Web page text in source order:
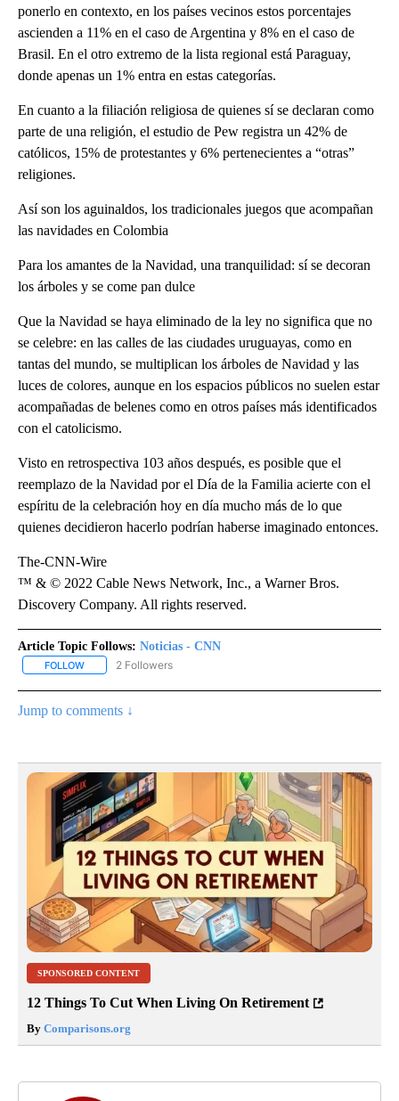
ponerlo en contexto, en los países vecinos estos porcentajes
ascienden a 11% en el caso de Argentina y 8% en el caso de
Brasil. En el otro extremo de la lista regional está Paraguay,
donde apenas un 1% entra en estas categorías.
En cuanto a la filiación religiosa de quienes sí se declaran como
parte de una religión, el estudio de Pew registra un 42% de
católicos, 15% de protestantes y 6% pertenecientes a “otras”
religiones.
Así son los aguinaldos, los tradicionales juegos que acompañan
las navidades en Colombia
Para los amantes de la Navidad, una tranquilidad: sí se decoran
los árboles y se come pan dulce
Que la Navidad se haya eliminado de la ley no significa que no
se celebre: en las calles de las ciudades uruguayas, como en
tantas del mundo, se multiplican los árboles de Navidad y las
luces de colores, aunque en los espacios públicos no suelen estar
acompañadas de belenes como en otros países más identificados
con el catolicismo.
Visto en retrospectiva 103 años después, es posible que el
reemplazo de la Navidad por el Día de la Familia acierte con el
espíritu de la celebración hoy en día mucho más de lo que
quienes decidieron hacerlo podrían haberse imaginado entonces.
The-CNN-Wire
™ & © 2022 Cable News Network, Inc., a Warner Bros.
Discovery Company. All rights reserved.
Article Topic Follows: Noticias - CNN
FOLLOW FOLLOW "NOTICIAS - CNN" TO RECEIVE NOTIFICATIONS ABOUT
2 Followers
Jump to comments ↓
SPONSORED CONTENT
12 Things To Cut When Living On Retirement
By Comparisons.org